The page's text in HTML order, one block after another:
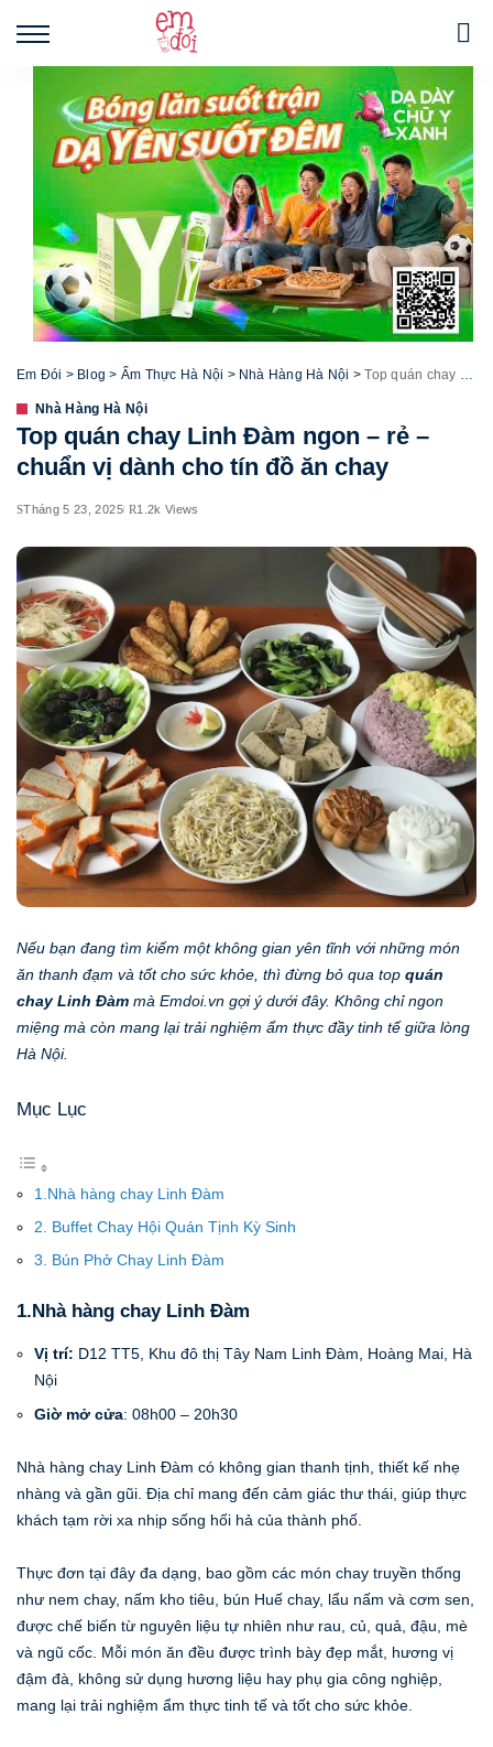
Em Đói > Blog > Ẩm Thực Hà Nội > Nhà Hàng Hà Nội >Top quán chay Linh Đàm ngon – rẻ – chuẩn vị dành cho tín đồ ăn chay
Nhà Hàng Hà Nội
Top quán chay Linh Đàm ngon – rẻ –
chuẩn vị dành cho tín đồ ăn chay
Tháng 5 23, 2025 1.2k Views
Nếu bạn đang tìm kiếm một không gian yên tĩnh với những món
ăn thanh đạm và tốt cho sức khỏe, thì đừng bỏ qua top quán
chay Linh Đàm mà Emdoi.vn gợi ý dưới đây. Không chỉ ngon
miệng mà còn mang lại trải nghiệm ẩm thực đầy tinh tế giữa lòng
Hà Nội.
Mục Lục
1.Nhà hàng chay Linh Đàm
2. Buffet Chay Hội Quán Tịnh Kỳ Sinh
3. Bún Phở Chay Linh Đàm
1.Nhà hàng chay Linh Đàm
Vị trí: D12 TT5, Khu đô thị Tây Nam Linh Đàm, Hoàng Mai, Hà
Nội
Giờ mở cửa: 08h00 – 20h30
Nhà hàng chay Linh Đàm có không gian thanh tịnh, thiết kế nhẹ
nhàng và gần gũi. Địa chỉ mang đến cảm giác thư thái, giúp thực
khách tạm rời xa nhịp sống hối hả của thành phố.
Thực đơn tại đây đa dạng, bao gồm các món chay truyền thống
như nem chay, nấm kho tiêu, bún Huế chay, lẩu nấm và cơm sen,
được chế biến từ nguyên liệu tự nhiên như rau, củ, quả, đậu, mè
và ngũ cốc. Mỗi món ăn đều được trình bày đẹp mắt, hương vị
đậm đà, không sử dụng hương liệu hay phụ gia công nghiệp,
mang lại trải nghiệm ẩm thực tinh tế và tốt cho sức khỏe.